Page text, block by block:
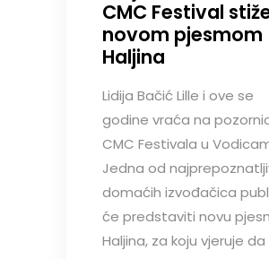
CMC Festival
novom pjesmom
Haljina
Lidija Bačić Lille i ove se
godine vraća na
CMC Festivala u
Jedna od
domaćih izvođačica
će predstaviti novu
Haljina, za koju vjeruje da